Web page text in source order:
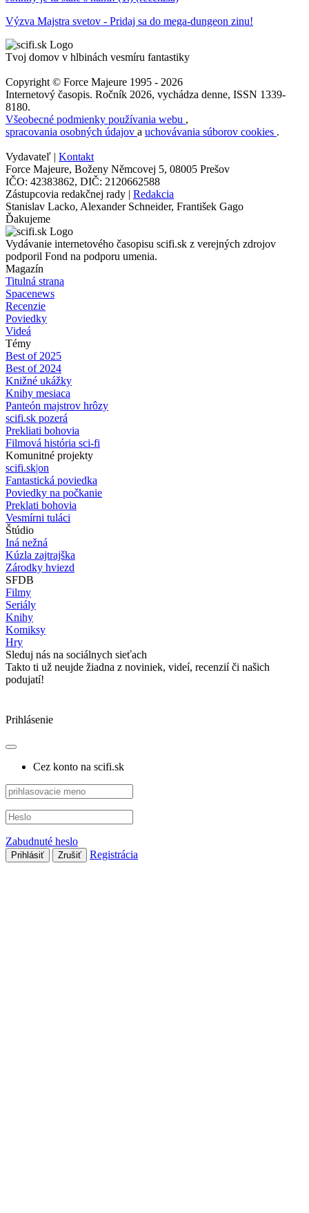
Výzva Majstra svetov - Pridaj sa do mega-dungeon zinu!
Tvoj domov v hlbinách vesmíru fantastiky
Copyright © Force Majeure 1995 - 2026
Internetový časopis. Ročník 2026, vychádza denne, ISSN 1339-
8180.
Všeobecné podmienky používania webu ,
spracovania osobných údajov a uchovávania súborov cookies .
Vydavateľ | Kontakt
Force Majeure, Boženy Němcovej 5, 08005 Prešov
IČO: 42383862, DIČ: 2120662588
Zástupcovia redakčnej rady | Redakcia
Stanislav Lacko, Alexander Schneider, František Gago
Ďakujeme
Vydávanie internetového časopisu scifi.sk z verejných zdrojov
podporil Fond na podporu umenia.
Magazín
Titulná strana
Spacenews
Recenzie
Poviedky
Videá
Témy
Best of 2025
Best of 2024
Knižné ukážky
Knihy mesiaca
Panteón majstrov hrôzy
scifi.sk pozerá
Prekliati bohovia
Filmová história sci-fi
Komunitné projekty
scifi.sk|on
Fantastická poviedka
Poviedky na počkanie
Preklati bohovia
Vesmírni tuláci
Štúdio
Iná nežná
Kúzla zajtrajška
Zárodky hviezd
SFDB
Filmy
Seriály
Knihy
Komiksy
Hry
Sleduj nás na sociálnych sieťach
Takto ti už neujde žiadna z noviniek, videí, recenzií či našich
podujatí!
Prihlásenie
Cez konto na scifi.sk
Zabudnuté heslo
Prihlásiť Zrušiť Registrácia